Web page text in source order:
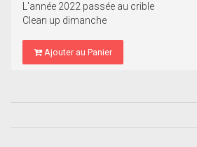
L'année 2022 passée au crible
Clean up dimanche
Ajouter au Panier